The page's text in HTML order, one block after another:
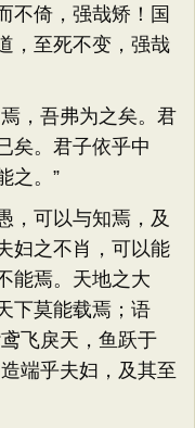
不倚，强哉矫！国
，至死不变，强哉
，吾弗为之矣。君
矣。君子依乎中
之。”
可以与知焉，及
妇之不肖，可以能
能焉。天地之大
下莫能载焉；语
飞戾天，鱼跃于
端乎夫妇，及其至